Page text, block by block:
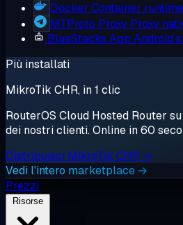
Docker Container
MTProto Proxy Proxy
BlueStacks App Android
Più installati
MikroTik CHR, in 1 clic
RouterOS Cloud Hosted Router su
dei nostri clienti. Online in 60
Distribuisci MikroTik CHR →
Vedi l'intero marketplace →
Prezzi